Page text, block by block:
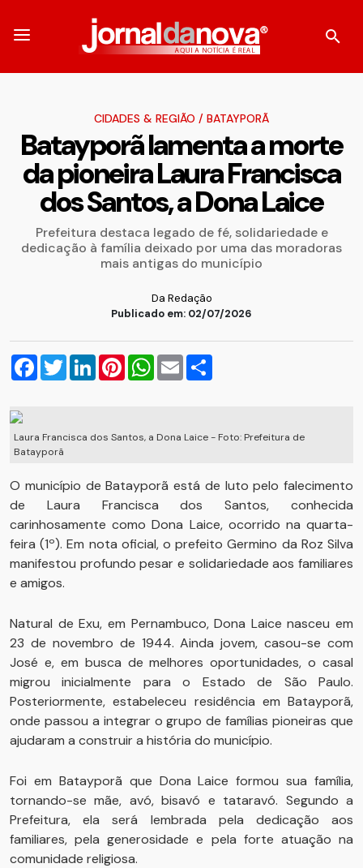
CIDADES & REGIÃO / BATAYPORÃ
Batayporã lamenta a morte
da pioneira Laura Francisca
dos Santos, a Dona Laice
Prefeitura destaca legado de fé, solidariedade e
dedicação à família deixado por uma das moradoras
mais antigas do município
Da Redação
Publicado em: 02/07/2026
Facebook
TwitterLinkedInPinterestWhatsApp
Email
Laura Francisca dos Santos, a Dona Laice - Foto: Prefeitura de
Batayporã
O município de Batayporã está de luto pelo falecimento
de Laura Francisca dos Santos, conhecida
carinhosamente como Dona Laice, ocorrido na quarta-
feira (1º). Em nota oficial, o prefeito Germino da Roz Silva
manifestou profundo pesar e solidariedade aos familiares
e amigos.
Natural de Exu, em Pernambuco, Dona Laice nasceu em
23 de novembro de 1944. Ainda jovem, casou-se com
José e, em busca de melhores oportunidades, o casal
migrou inicialmente para o Estado de São Paulo.
Posteriormente, estabeleceu residência em Batayporã,
onde passou a integrar o grupo de famílias pioneiras que
ajudaram a construir a história do município.
Foi em Batayporã que Dona Laice formou sua família,
tornando-se mãe, avó, bisavó e tataravó. Segundo a
Prefeitura, ela será lembrada pela dedicação aos
familiares, pela generosidade e pela forte atuação na
comunidade religiosa.